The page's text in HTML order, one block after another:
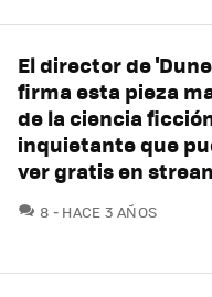
El director de
firma esta pieza
de la ciencia
inquietante que
ver gratis en
8 COMENTARIOS
HACE 3 AÑOS